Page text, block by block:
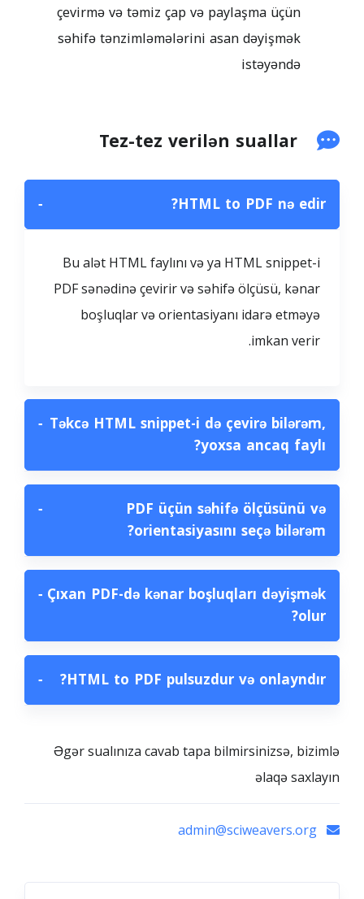
çevirmə və təmiz çap və paylaşma üçün
səhifə tənzimləmələrini asan dəyişmək
istəyəndə
Tez-tez verilən suallar
HTML to PDF nə edir?
−
Bu alət HTML faylını və ya HTML snippet-i
PDF sənədinə çevirir və səhifə ölçüsü, kənar
boşluqlar və orientasiyanı idarə etməyə
imkan verir.
Təkcə HTML snippet-i də çevirə bilərəm,
yoxsa ancaq faylı?
−
PDF üçün səhifə ölçüsünü və
orientasiyasını seçə bilərəm?
−
Çıxan PDF-də kənar boşluqları dəyişmək
olur?
−
HTML to PDF pulsuzdur və onlayndır?
−
Əgər sualınıza cavab tapa bilmirsinizsə, bizimlə
əlaqə saxlayın